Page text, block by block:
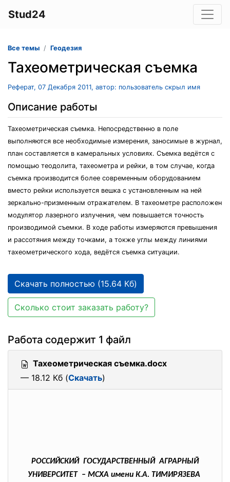
Stud24
Все темы Геодезия
Тахеометрическая съемка
Реферат, 07 Декабря 2011, автор: пользователь скрыл имя
Описание работы
Тахеометрическая съемка. Непосредственно в поле
выполняются все необходимые измерения, заносимые в журнал,
план составляется в камеральных условиях. Съемка ведётся с
помощью теодолита, тахеометра и рейки, в том случае, когда
съемка производится более современным оборудованием
вместо рейки используется вешка с установленным на ней
зеркально-призменным отражателем. В тахеометре расположен
модулятор лазерного излучения, чем повышается точность
производимой съемки. В ходе работы измеряются превышения
и рассотяния между точками, а токже углы между линиями
тахеометрического хода, ведётся съемка ситуации.
Скачать полностью (15.64 Кб)
Сколько стоит заказать работу?
Работа содержит 1 файл
Тахеометрическая съемка.docx
— 18.12 Кб (Скачать)
РОССИЙСКИЙ ГОСУДАРСТВЕННЫЙ АГРАРНЫЙ
УНИВЕРСИТЕТ – МСХА имени К.А. ТИМИРЯЗЕВА